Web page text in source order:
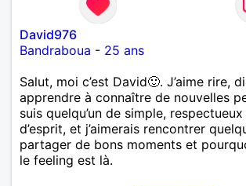
David976
Bandraboua - 25 ans
Salut, moi c’est David🙂. J’aime rire,
apprendre à connaître de nouvelles
suis quelqu’un de simple,
d’esprit, et j’aimerais rencontrer
partager de bons moments et
le feeling est là.